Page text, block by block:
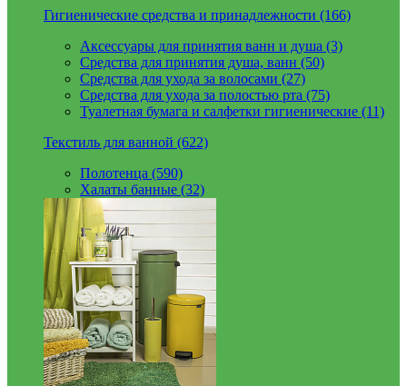
Гигиенические средства и принадлежности (166)
Аксессуары для принятия ванн и душа (3)
Средства для принятия душа, ванн (50)
Средства для ухода за волосами (27)
Средства для ухода за полостью рта (75)
Туалетная бумага и салфетки гигиенические (11)
Текстиль для ванной (622)
Полотенца (590)
Халаты банные (32)